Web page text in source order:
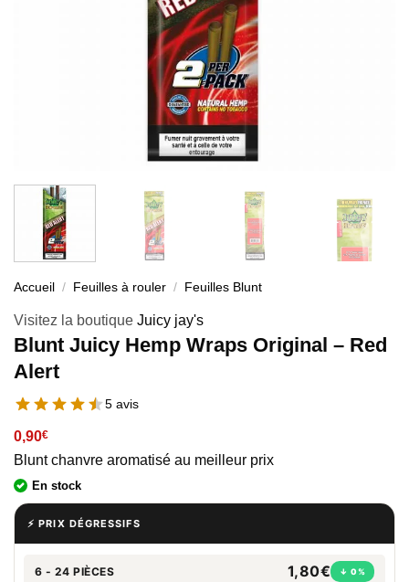
Accueil / Feuilles à rouler / Feuilles Blunt
Visitez la boutique Juicy jay's
Blunt Juicy Hemp Wraps Original – Red
Alert
5 avis
0,90€
Blunt chanvre aromatisé au meilleur prix
En stock
⚡ PRIX DÉGRESSIFS
6 - 24 PIÈCES 1,80€ ↓ 0%